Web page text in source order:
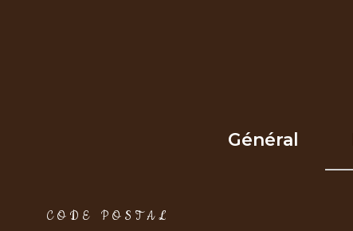
Général
TRAD_ZEPHYR_Caracteristique
CODE POSTAL